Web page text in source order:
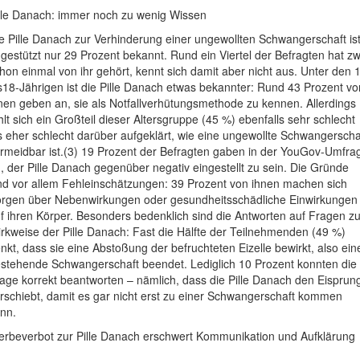
Danach: immer noch zu wenig Wissen
Pille Danach zur Verhinderung einer ungewollten Schwangerschaft ist
nur 29 Prozent bekannt. Rund ein Viertel der Befragten hat
einmal von ihr gehört, kennt sich damit aber nicht aus. Unter den
Jährigen ist die Pille Danach etwas bekannter: Rund 43 Prozent
geben an, sie als Notfallverhütungsmethode zu kennen. Allerdings
sich ein Großteil dieser Altersgruppe (45 %) ebenfalls sehr schlecht
eher schlecht darüber aufgeklärt, wie eine ungewollte
ist.(3) 19 Prozent der Befragten gaben in der YouGov-
der Pille Danach gegenüber negativ eingestellt zu sein. Die Gründe
vor allem Fehleinschätzungen: 39 Prozent von ihnen machen sich
über Nebenwirkungen oder gesundheitsschädliche Einwirkungen
ihren Körper. Besonders bedenklich sind die Antworten auf Fragen
der Pille Danach: Fast die Hälfte der Teilnehmenden (49 %)
dass sie eine Abstoßung der befruchteten Eizelle bewirkt, also
Schwangerschaft beendet. Lediglich 10 Prozent konnten die
korrekt beantworten – nämlich, dass die Pille Danach den
damit es gar nicht erst zu einer Schwangerschaft kommen
zur Pille Danach erschwert Kommunikation und Aufklärung